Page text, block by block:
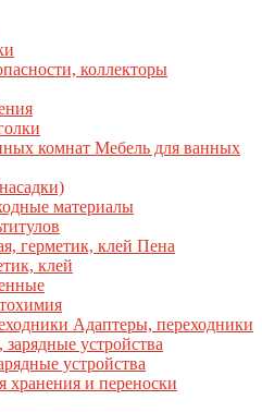
коллекторы
Мебель для ванных
материалы
Пена
клей
Адаптеры, переходники
устройства